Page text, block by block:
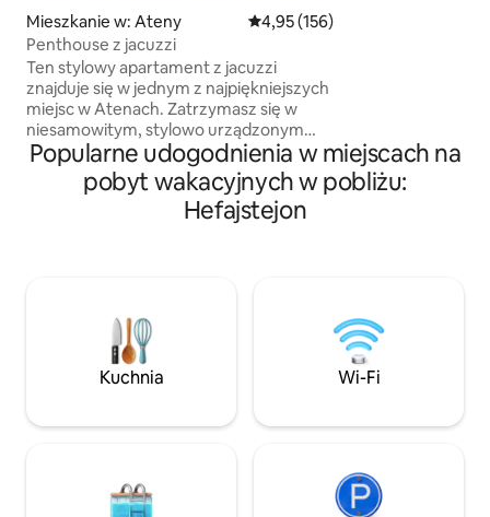
Mieszkanie w: Ateny Średnia ocena: 4,95 na 5, liczba
4,95 (156)
Penthouse z jacuzzi
Ten stylowy apartament z jacuzzi
znajduje się w jednym z najpiękniejszych
miejsc w Atenach. Zatrzymasz się w
niesamowitym, stylowo urządzonym
apartamencie w Atenach. Ten
apartament z jedną sypialnią jest
wyposażony we wszystko, czego
możesz potrzebować podczas pobytu,
metrów od stacji metra Monastiraki i
bardzo blisko wszystkich głównych
atrakcji miasta. 300 metrów od skały
Akropolu i jego muzeum.
Popularne udogodnienia w miejscach na
pobyt wakacyjnych w pobliżu:
Hefajstejon
Kuchnia Wi-Fi